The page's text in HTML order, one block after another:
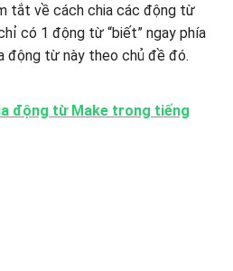
tắt về cách chia các động từ
có 1 động từ “biết” ngay phía
động từ này theo chủ đề đó.
động từ Make trong tiếng